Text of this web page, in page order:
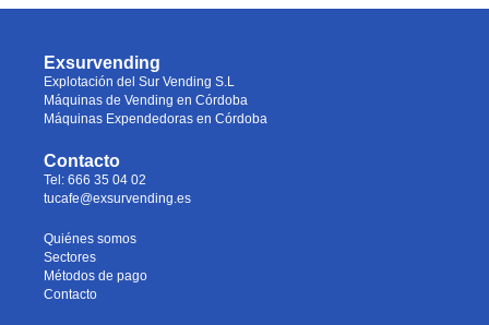
Exsurvending
Explotación del Sur Vending S.L
Máquinas de Vending en Córdoba
Máquinas Expendedoras en Córdoba
Contacto
Tel: 666 35 04 02
tucafe@exsurvending.es
Quiénes somos
Sectores
Métodos de pago
Contacto